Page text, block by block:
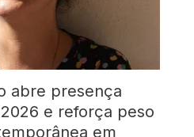
abre presença
e reforça peso
em